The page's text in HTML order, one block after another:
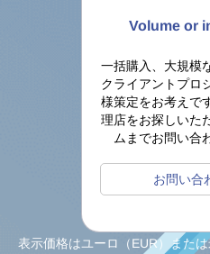
Volume or
一括購入、 大規模
クライアントプロ
様策定をお考えで
理店をお探しいた
ムまでお問い合
お問い合
表示価格はユーロ（EUR）また